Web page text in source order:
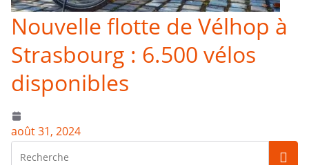
Nouvelle flotte de Vélhop à
Strasbourg : 6.500 vélos
disponibles
août 31, 2024